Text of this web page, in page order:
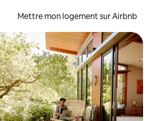
Mettre mon logement sur Airbnb